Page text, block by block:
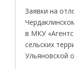
Заявки на
в МКУ
сельских
Ульяновской